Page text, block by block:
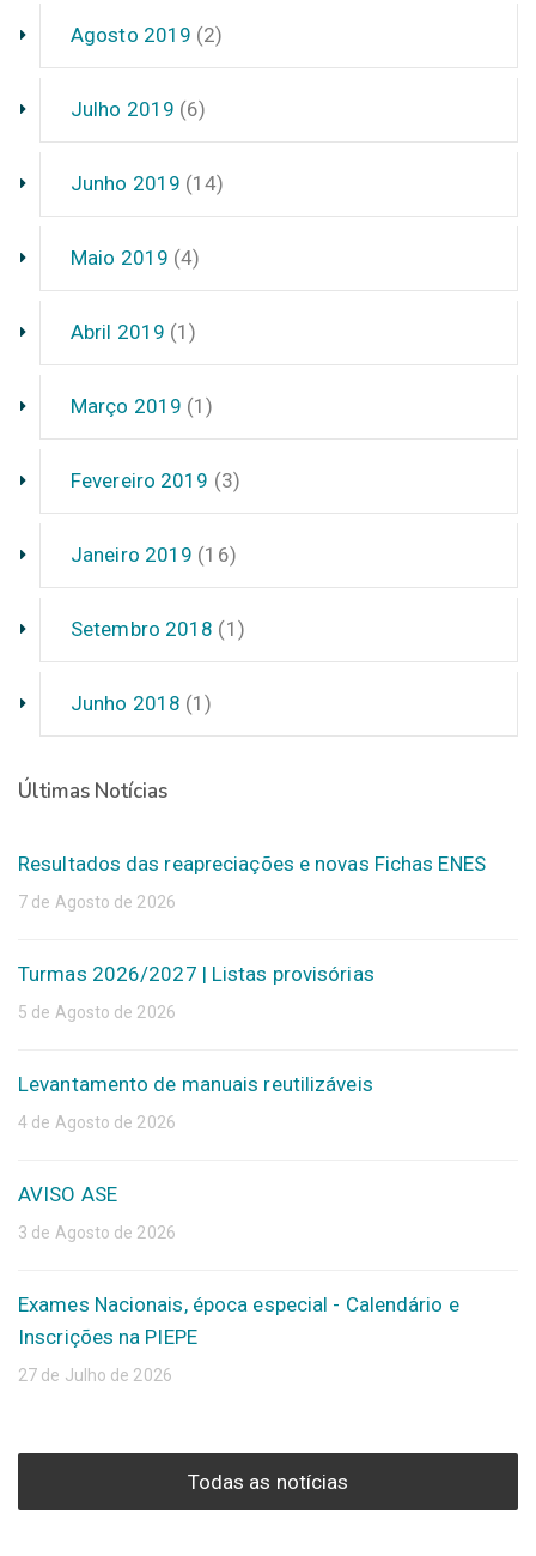
Agosto 2019 (2)
Julho 2019 (6)
Junho 2019 (14)
Maio 2019 (4)
Abril 2019 (1)
Março 2019 (1)
Fevereiro 2019 (3)
Janeiro 2019 (16)
Setembro 2018 (1)
Junho 2018 (1)
Últimas Notícias
Resultados das reapreciações e novas Fichas ENES
7 de Agosto de 2026
Turmas 2026/2027 | Listas provisórias
5 de Agosto de 2026
Levantamento de manuais reutilizáveis
4 de Agosto de 2026
AVISO ASE
3 de Agosto de 2026
Exames Nacionais, época especial - Calendário e
Inscrições na PIEPE
27 de Julho de 2026
Todas as notícias